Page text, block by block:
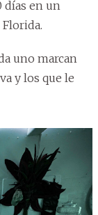
días en un
uno marcan
y los que le